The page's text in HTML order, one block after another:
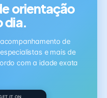
orientação
dia.
de
e mais de
com a idade exata
IT ON